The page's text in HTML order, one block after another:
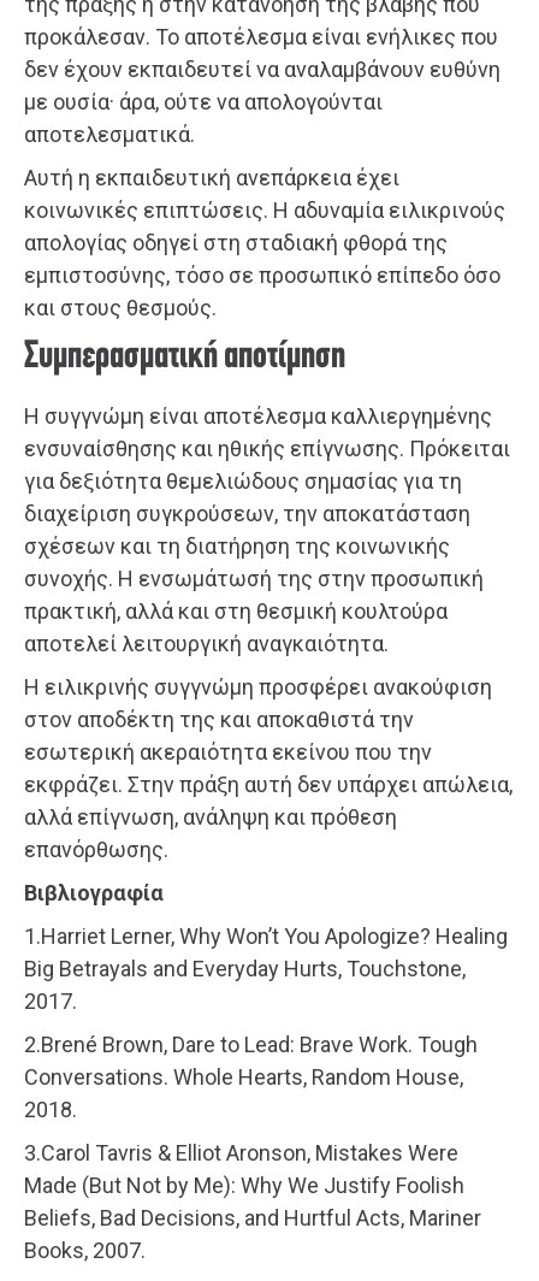
προκάλεσαν. Το αποτέλεσμα είναι ενήλικες που
δεν έχουν εκπαιδευτεί να αναλαμβάνουν ευθύνη
με ουσία· άρα, ούτε να απολογούνται
αποτελεσματικά.
Αυτή η εκπαιδευτική ανεπάρκεια έχει
κοινωνικές επιπτώσεις. Η αδυναμία ειλικρινούς
απολογίας οδηγεί στη σταδιακή φθορά της
εμπιστοσύνης, τόσο σε προσωπικό επίπεδο όσο
και στους θεσμούς.
Συμπερασματική αποτίμηση
Η συγγνώμη είναι αποτέλεσμα καλλιεργημένης
ενσυναίσθησης και ηθικής επίγνωσης. Πρόκειται
για δεξιότητα θεμελιώδους σημασίας για τη
διαχείριση συγκρούσεων, την αποκατάσταση
σχέσεων και τη διατήρηση της κοινωνικής
συνοχής. Η ενσωμάτωσή της στην προσωπική
πρακτική, αλλά και στη θεσμική κουλτούρα
αποτελεί λειτουργική αναγκαιότητα.
Η ειλικρινής συγγνώμη προσφέρει ανακούφιση
στον αποδέκτη της και αποκαθιστά την
εσωτερική ακεραιότητα εκείνου που την
εκφράζει. Στην πράξη αυτή δεν υπάρχει απώλεια,
αλλά επίγνωση, ανάληψη και πρόθεση
επανόρθωσης.
Βιβλιογραφία
1.Harriet Lerner, Why Won’t You Apologize? Healing
Big Betrayals and Everyday Hurts, Touchstone,
2017.
2.Brené Brown, Dare to Lead: Brave Work. Tough
Conversations. Whole Hearts, Random House,
2018.
3.Carol Tavris & Elliot Aronson, Mistakes Were
Made (But Not by Me): Why We Justify Foolish
Beliefs, Bad Decisions, and Hurtful Acts, Mariner
Books, 2007.